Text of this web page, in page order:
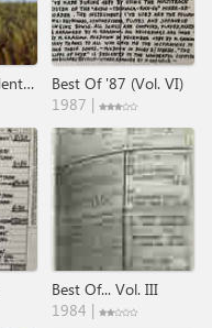
Behind The Evident Void
Best Of '87 (Vol. VI)
1987 |
Best Of... Vol. III
1984 |